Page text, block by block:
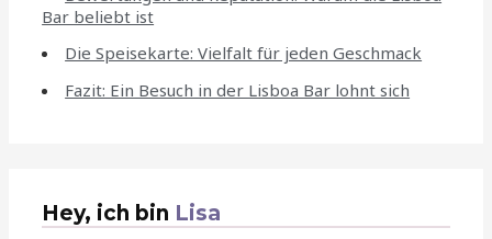
Bar beliebt ist
Die Speisekarte: Vielfalt für jeden Geschmack
Fazit: Ein Besuch in der Lisboa Bar lohnt sich
Hey, ich bin Lisa